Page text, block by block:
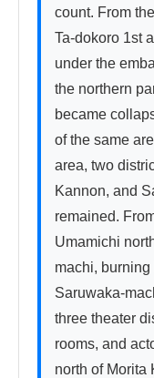
count. From
Ta-dokoro 1st
under the
the northern
became
of the same
area, two
Kannon, and
remained.
Umamichi
machi,
Saruwaka-
three theater
rooms, and
north of Morita